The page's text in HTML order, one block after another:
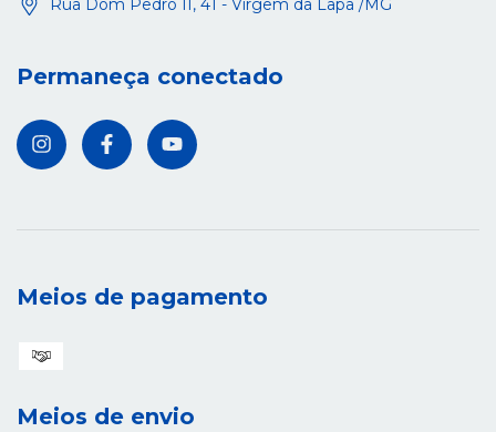
Rua Dom Pedro II, 41 - Virgem da Lapa /MG
Permaneça conectado
Meios de pagamento
Meios de envio